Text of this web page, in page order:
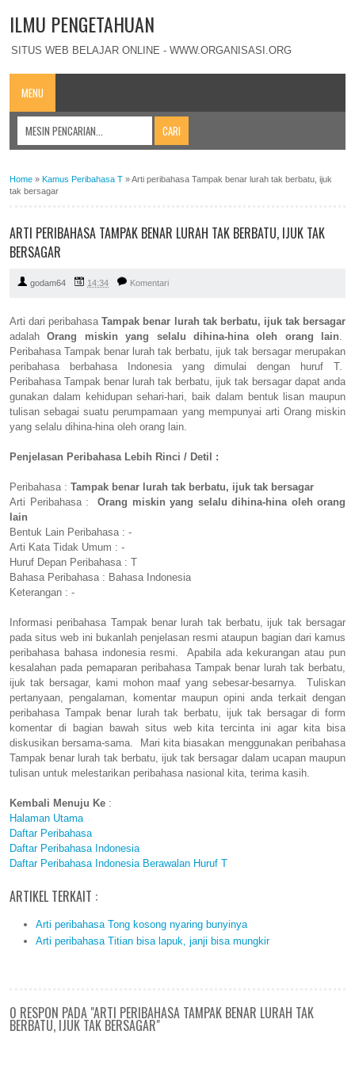
ILMU PENGETAHUAN
SITUS WEB BELAJAR ONLINE - WWW.ORGANISASI.ORG
MENU
Home » Kamus Peribahasa T »Arti peribahasa Tampak benar lurah tak berbatu, ijuk
tak bersagar
ARTI PERIBAHASA TAMPAK BENAR LURAH TAK BERBATU, IJUK TAK
BERSAGAR
godam64 14:34 Komentari
Arti dari peribahasaTampak benar lurah tak berbatu, ijuk tak bersagar
adalahOrang miskin yang selalu dihina-hina oleh orang lain.
Peribahasa Tampak benar lurah tak berbatu, ijuk tak bersagar merupakan
peribahasa berbahasa Indonesia yang dimulai dengan huruf T.
Peribahasa Tampak benar lurah tak berbatu, ijuk tak bersagar dapat anda
gunakan dalam kehidupan sehari-hari, baik dalam bentuk lisan maupun
tulisan sebagai suatu perumpamaan yang mempunyai arti Orang miskin
yang selalu dihina-hina oleh orang lain.
Penjelasan Peribahasa Lebih Rinci / Detil :
Peribahasa : Tampak benar lurah tak berbatu, ijuk tak bersagar
Arti Peribahasa : Orang miskin yang selalu dihina-hina oleh orang
lain
Bentuk Lain Peribahasa : -
Arti Kata Tidak Umum : -
Huruf Depan Peribahasa : T
Bahasa Peribahasa : Bahasa Indonesia
Keterangan : -
Informasi peribahasa Tampak benar lurah tak berbatu, ijuk tak bersagar
pada situs web ini bukanlah penjelasan resmi ataupun bagian dari kamus
peribahasa bahasa indonesia resmi. Apabila ada kekurangan atau pun
kesalahan pada pemaparan peribahasa Tampak benar lurah tak berbatu,
ijuk tak bersagar, kami mohon maaf yang sebesar-besarnya. Tuliskan
pertanyaan, pengalaman, komentar maupun opini anda terkait dengan
peribahasa Tampak benar lurah tak berbatu, ijuk tak bersagar di form
komentar di bagian bawah situs web kita tercinta ini agar kita bisa
diskusikan bersama-sama. Mari kita biasakan menggunakan peribahasa
Tampak benar lurah tak berbatu, ijuk tak bersagar dalam ucapan maupun
tulisan untuk melestarikan peribahasa nasional kita, terima kasih.
Kembali Menuju Ke :
Halaman Utama
Daftar Peribahasa
Daftar Peribahasa Indonesia
Daftar Peribahasa Indonesia Berawalan Huruf T
ARTIKEL TERKAIT :
Arti peribahasa Tong kosong nyaring bunyinya
Arti peribahasa Titian bisa lapuk, janji bisa mungkir
0 RESPON PADA "ARTI PERIBAHASA TAMPAK BENAR LURAH TAK
BERBATU, IJUK TAK BERSAGAR"